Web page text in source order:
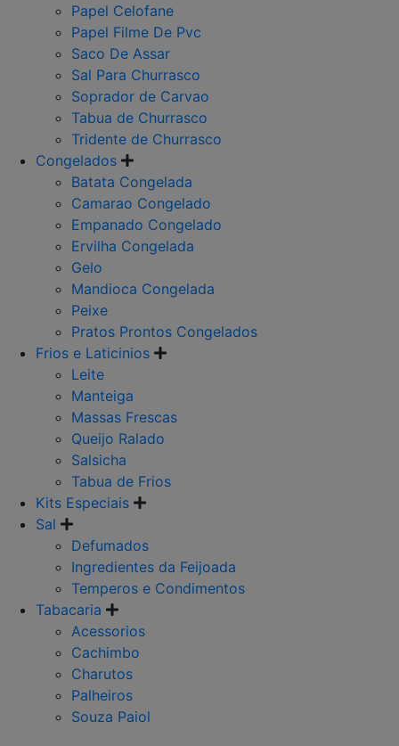
Papel Celofane
Papel Filme De Pvc
Saco De Assar
Sal Para Churrasco
Soprador de Carvao
Tabua de Churrasco
Tridente de Churrasco
Congelados
Batata Congelada
Camarao Congelado
Empanado Congelado
Ervilha Congelada
Gelo
Mandioca Congelada
Peixe
Pratos Prontos Congelados
Frios e Laticinios
Leite
Manteiga
Massas Frescas
Queijo Ralado
Salsicha
Tabua de Frios
Kits Especiais
Sal
Defumados
Ingredientes da Feijoada
Temperos e Condimentos
Tabacaria
Acessorios
Cachimbo
Charutos
Palheiros
Souza Paiol